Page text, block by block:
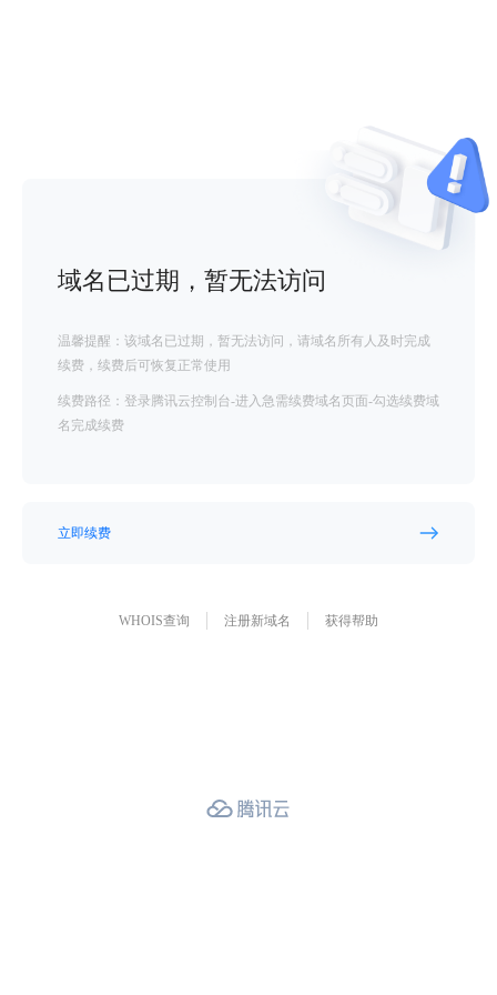
域名已过期，暂无法访问
温馨提醒：该域名已过期，暂无法访问，请域名所有人及时完成
续费，续费后可恢复正常使用
续费路径：登录腾讯云控制台-进入急需续费域名页面-勾选续费域
名完成续费
立即续费
WHOIS查询 注册新域名 获得帮助